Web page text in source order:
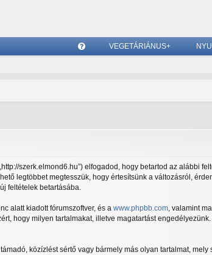
K
VEGETÁRIÁNUS+
szerk.elmond6.hu”) elfogadod, hogy betartod az alábbi
legtöbbet megtesszük, hogy értesítsünk a változásról,
feltételek betartásába.
alatt kiadott fórumszoftver, és a www.phpbb.com, valamint
hogy milyen tartalmakat, illetve magatartást
közízlést sértő vagy bármely más olyan tartalmat,